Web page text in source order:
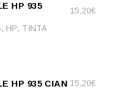
HP 935
15,20€
, HP, TINTA
HP 935 CIAN 15,20€